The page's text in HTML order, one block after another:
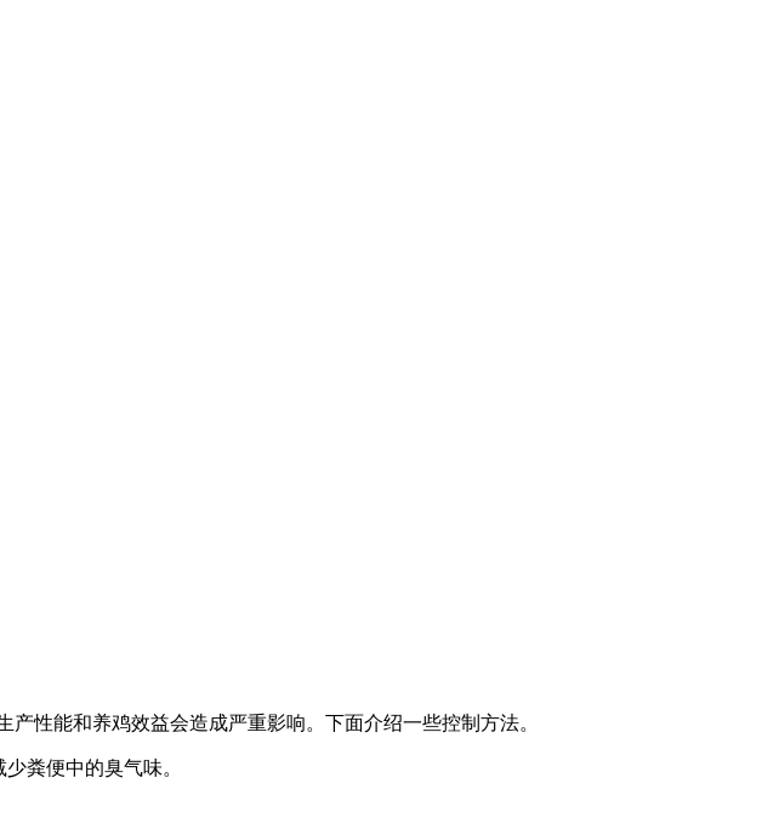
性能和养鸡效益会造成严重影响。下面介绍一些控制方法。
粪便中的臭气味。